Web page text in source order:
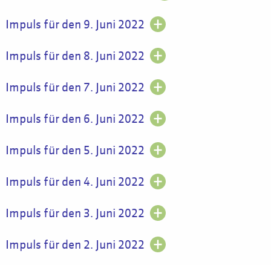
Impuls für den 9. Juni 2022
Impuls für den 8. Juni 2022
Impuls für den 7. Juni 2022
Impuls für den 6. Juni 2022
Impuls für den 5. Juni 2022
Impuls für den 4. Juni 2022
Impuls für den 3. Juni 2022
Impuls für den 2. Juni 2022